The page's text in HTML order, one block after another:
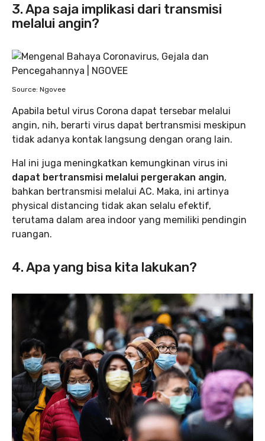
3. Apa saja implikasi dari transmisi
melalui angin?
Source: Ngovee
Apabila betul virus Corona dapat tersebar melalui
angin, nih, berarti virus dapat bertransmisi meskipun
tidak adanya kontak langsung dengan orang lain.
Hal ini juga meningkatkan kemungkinan virus ini
dapat bertransmisi melalui pergerakan angin,
bahkan bertransmisi melalui AC. Maka, ini artinya
physical distancing tidak akan selalu efektif,
terutama dalam area indoor yang memiliki pendingin
ruangan.
4. Apa yang bisa kita lakukan?